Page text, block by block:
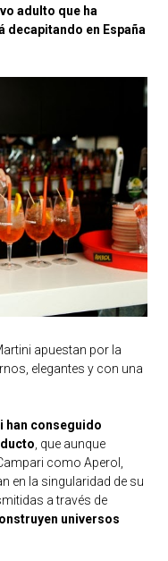
adulto que ha
decapitando en España
apuestan por la
elegantes y con una
han conseguido
, que aunque
como Aperol,
en la singularidad de su
a través de
universos